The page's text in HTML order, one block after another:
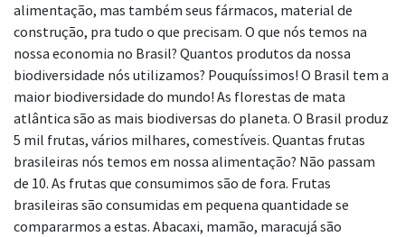
alimentação, mas também seus fármacos, material de
construção, pra tudo o que precisam. O que nós temos na
nossa economia no Brasil? Quantos produtos da nossa
biodiversidade nós utilizamos? Pouquíssimos! O Brasil tem a
maior biodiversidade do mundo! As florestas de mata
atlântica são as mais biodiversas do planeta. O Brasil produz
5 mil frutas, vários milhares, comestíveis. Quantas frutas
brasileiras nós temos em nossa alimentação? Não passam
de 10. As frutas que consumimos são de fora. Frutas
brasileiras são consumidas em pequena quantidade se
compararmos a estas. Abacaxi, mamão, maracujá são